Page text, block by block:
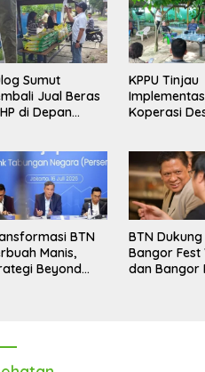
Sumut
Jual Beras
di Depan
Akhir Tahun
KPPU Tinjau
Koperasi
BTN
Manis,
Beyond
BTN Dukung
Bangor Fest
dan Bangor